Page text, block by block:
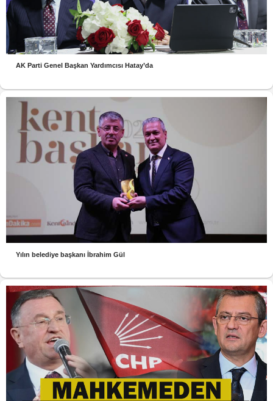
AK Parti Genel Başkan Yardımcısı Hatay’da
Yılın belediye başkanı İbrahim Gül